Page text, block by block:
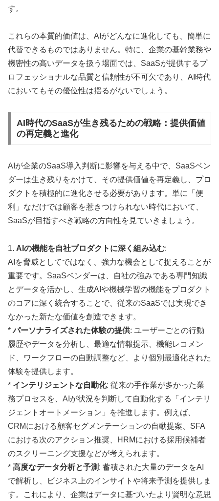
す。
これらの本質的価値は、AIがどんなに進化しても、簡単に
代替できるものではありません。特に、企業の基幹業務や
機密性の高いデータを扱う場面では、SaaSが提供するプ
ロフェッショナルな品質と信頼性が不可欠であり、AI時代
においてもその優位性は揺るがないでしょう。
AI時代のSaaSが生き残るための戦略：提供価値
の再定義と進化
AIが企業のSaaS導入判断に影響を与える中で、SaaSベン
ダーは生き残りをかけて、その提供価値を再定義し、プロ
ダクトを積極的に進化させる必要があります。単に「便
利」なだけでは顧客を惹きつけられない時代において、
SaaSが目指すべき戦略の方向性を見ていきましょう。
1. AIの機能を自社プロダクトに深く組み込む:
AIを脅威としてではなく、強力な機会として捉えることが
重要です。SaaSベンダーは、自社の強みである専門知識
とデータを活かし、生成AIや機械学習の機能をプロダクト
のコアに深く統合することで、従来のSaaSでは実現でき
なかった新たな価値を創造できます。
*パーソナライズされた体験の提供: ユーザーごとの行動
履歴やデータを分析し、最適な情報提示、機能レコメン
ド、ワークフローの自動調整など、より個別最適化された
体験を提供します。
* インテリジェントな自動化: 従来の手作業が多かった業
務プロセスを、AIが状況を判断して自動化する「インテリ
ジェントオートメーション」を推進します。例えば、
CRMにおける顧客セグメンテーションの自動提案、SFA
における次のアクション推奨、HRMにおける採用候補者
のスクリーニング支援などが考えられます。
* 高度なデータ分析と予測 : 蓄積された大量のデータをAI
で解析し、ビジネス上のインサイトや将来予測を提供しま
す。これにより、企業はデータに基づいたより賢明な意思